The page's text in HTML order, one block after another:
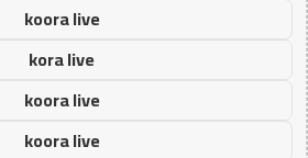
koora live
kora live
koora live
koora live